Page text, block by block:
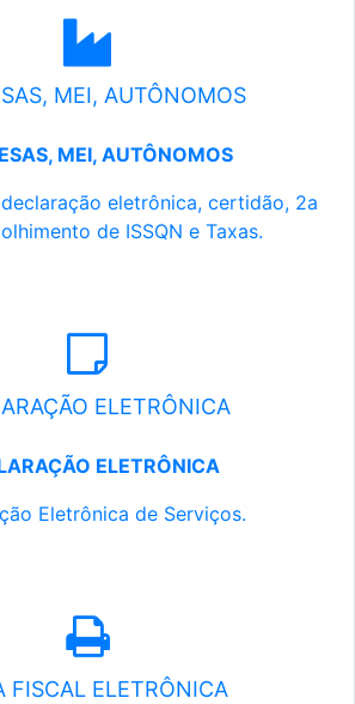
MEI, AUTÔNOMOS
MEI, AUTÔNOMOS
eletrônica, certidão, 2a
de ISSQN e Taxas.
ELETRÔNICA
ELETRÔNICA
Eletrônica de Serviços.
FISCAL ELETRÔNICA